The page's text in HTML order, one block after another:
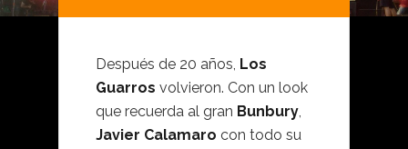
Después de 20 años, Los
Guarros volvieron. Con un look
que recuerda al gran Bunbury,
Javier Calamaro con todo su